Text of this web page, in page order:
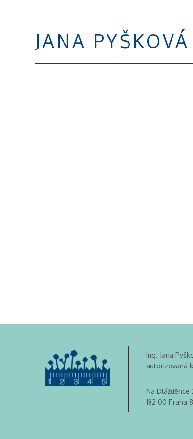
JANA PYŠKOVÁ
Ing. Jana
autorizovaná
Na Dlážděnce
182 00 Praha 8